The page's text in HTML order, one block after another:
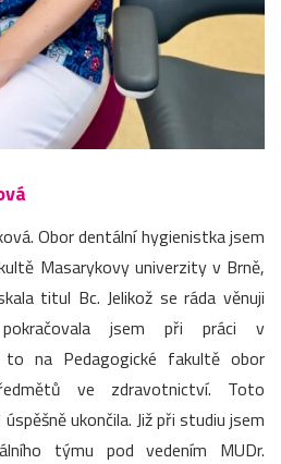
Obor dentální hygienistka jsem
Masarykovy univerzity v Brně,
titul Bc. Jelikož se ráda věnuji
pokračovala jsem při práci v
na Pedagogické fakultě obor
ve zdravotnictví. Toto
ukončila. Již při studiu jsem
týmu pod vedením MUDr.